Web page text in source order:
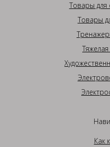
Товары для
Товары
Как